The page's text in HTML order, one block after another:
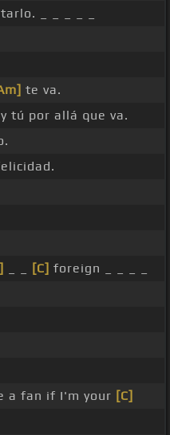
_ _ _ _ _
te va.
tú por allá que va.
[C] foreign _ _ _ _
a fan if I'm your [C]